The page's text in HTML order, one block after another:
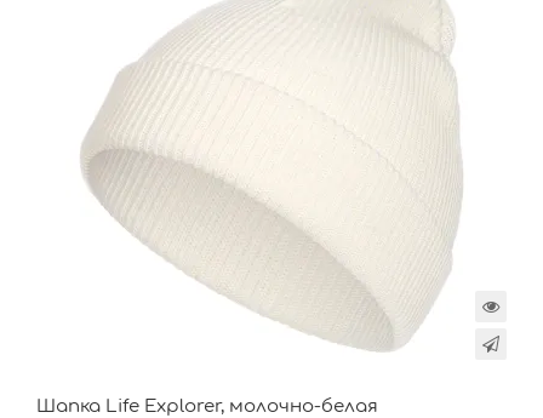
Шапка Life Explorer, молочно-белая